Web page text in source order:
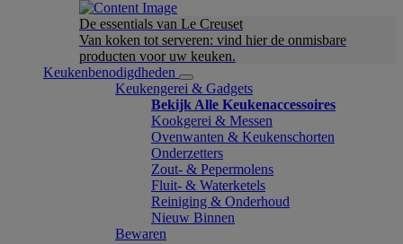
De essentials van Le Creuset
Van koken tot serveren: vind hier de onmisbare
producten voor uw keuken.
Keukenbenodigdheden
Keukengerei & Gadgets
Bekijk Alle Keukenaccessoires
Kookgerei & Messen
Ovenwanten & Keukenschorten
Onderzetters
Zout- & Pepermolens
Fluit- & Waterketels
Reiniging & Onderhoud
Nieuw Binnen
Bewaren